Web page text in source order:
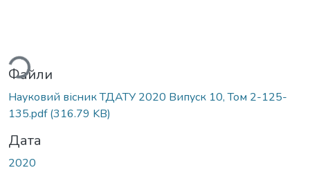
Вантажиться...
Файли
Науковий вісник ТДАТУ 2020 Випуск 10, Том 2-125-
135.pdf(316.79 KB)
Дата
2020